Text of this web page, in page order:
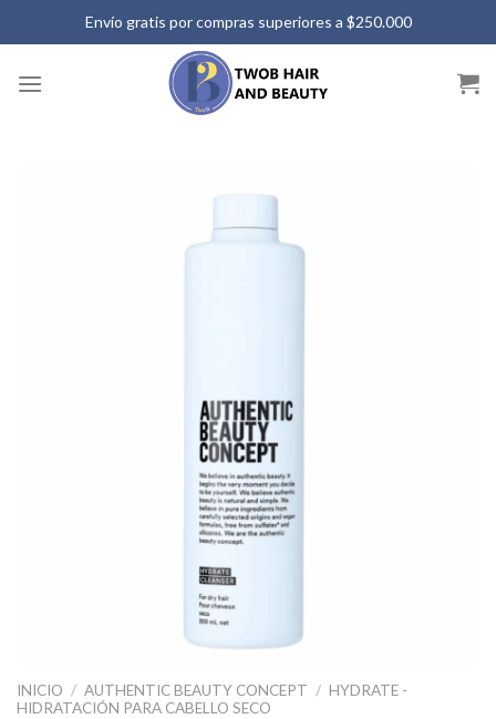
al
Envío gratis por compras superiores a $250.000
INICIO / AUTHENTIC BEAUTY CONCEPT / HYDRATE -
HIDRATACIÓN PARA CABELLO SECO